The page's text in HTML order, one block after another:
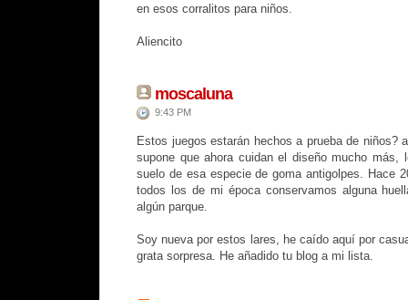
en esos corralitos para niños.
Aliencito
moscaluna
9:43 PM
Estos juegos estarán hechos a prueba de niños?
supone que ahora cuidan el diseño mucho más,
suelo de esa especie de goma antigolpes. Hace
todos los de mi época conservamos alguna
algún parque.
Soy nueva por estos lares, he caído aquí por
grata sorpresa. He añadido tu blog a mi lista.